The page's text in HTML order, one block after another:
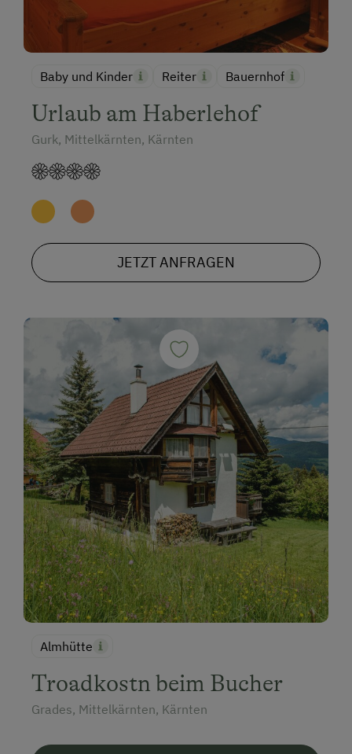
Baby und Kinder Reiter Bauernhof
Urlaub am Haberlehof
Gurk, Mittelkärnten, Kärnten
JETZT ANFRAGEN
Almhütte
Troadkostn beim Bucher
Grades, Mittelkärnten, Kärnten